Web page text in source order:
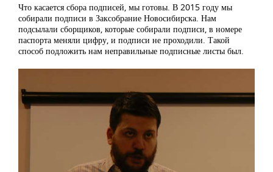
Что касается сбора подписей, мы готовы. В 2015 году мы
собирали подписи в Заксобрание Новосибирска. Нам
подсылали сборщиков, которые собирали подписи, в номере
паспорта меняли цифру, и подписи не проходили. Такой
способ подложить нам неправильные подписные листы был.